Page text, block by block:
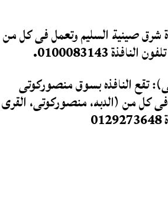
شرق صينية السليم وتعمل فى كل من
0100083143.
تقع النافذه بسوق منصوركوتى
كل من (الدبه، منصوركوتى، القرى